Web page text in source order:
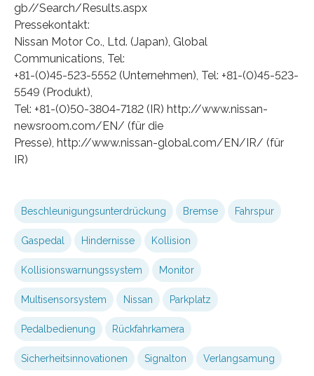
gb//Search/Results.aspx
Pressekontakt:
Nissan Motor Co., Ltd. (Japan), Global
Communications, Tel:
+81-(0)45-523-5552 (Unternehmen), Tel: +81-(0)45-523-
5549 (Produkt),
Tel: +81-(0)50-3804-7182 (IR) http://www.nissan-
newsroom.com/EN/ (für die
Presse), http://www.nissan-global.com/EN/IR/ (für
IR)
Beschleunigungsunterdrückung Bremse Fahrspur
Gaspedal Hindernisse Kollision
Kollisionswarnungssystem Monitor
Multisensorsystem Nissan Parkplatz
Pedalbedienung Rückfahrkamera
Sicherheitsinnovationen Signalton Verlangsamung